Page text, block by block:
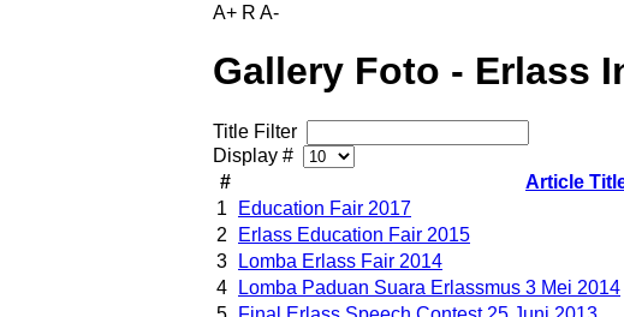
A+ R A-
Gallery Foto - Erlass
Title Filter
Display #
#
Article
1
Education Fair 2017
2
Erlass Education Fair 2015
3
Lomba Erlass Fair 2014
4
Lomba Paduan Suara Erlassmus 3 Mei 2014